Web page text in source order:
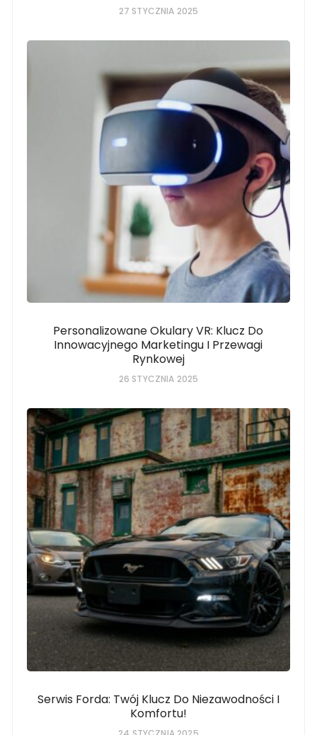
27 STYCZNIA 2025
Personalizowane Okulary VR: Klucz Do
Innowacyjnego Marketingu I Przewagi
Rynkowej
26 STYCZNIA 2025
Serwis Forda: Twój Klucz Do Niezawodności I
Komfortu!